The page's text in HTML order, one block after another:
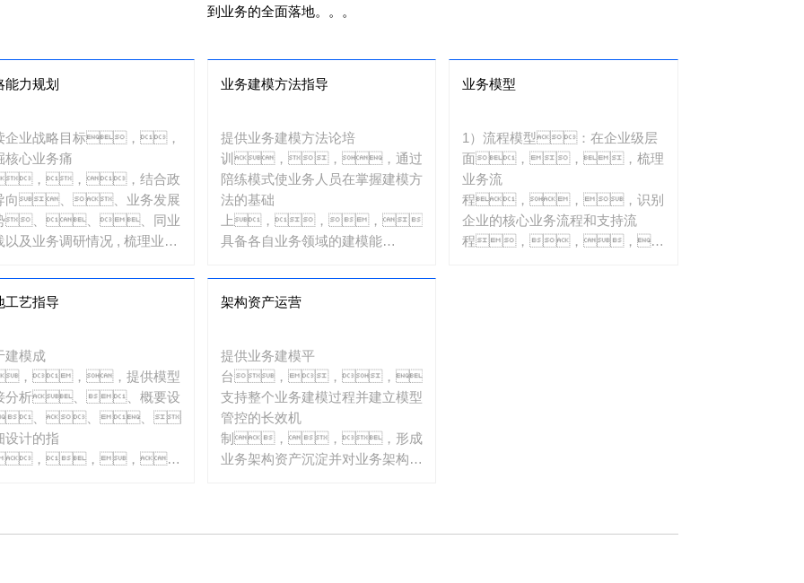
到业务的全面落地。。。
能力规划
企业战略目标，，
核心业务痛
，，，结合政
向、、业务发展
、、、同业
以及业务调研情况 , 梳理业务
务举
，，，，
业务建模方法指导
提供业务建模方法论培
训，，，通过
陪练模式使业务人员在掌握建模方
法的基础
上，，，，
具备各自业务领域的建模能
够对业务模型做出解
释。。。。
业务模型
1）流程模型：在企业级层
面，，，梳理
业务流
程，，，识别
企业的核心业务流程和支持流
程，，，，
工艺指导
建模成
，，，提供模型
分析、、概要设
、、、、
设计的指
，，，，
架构资产运营
提供业务建模平
台，，，，
支持整个业务建模过程并建立模型
管控的长效机
制，，，形成
业务架构资产沉淀并对业务架构模